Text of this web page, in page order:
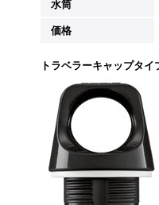
水筒
価格
トラベラーキャップタイ